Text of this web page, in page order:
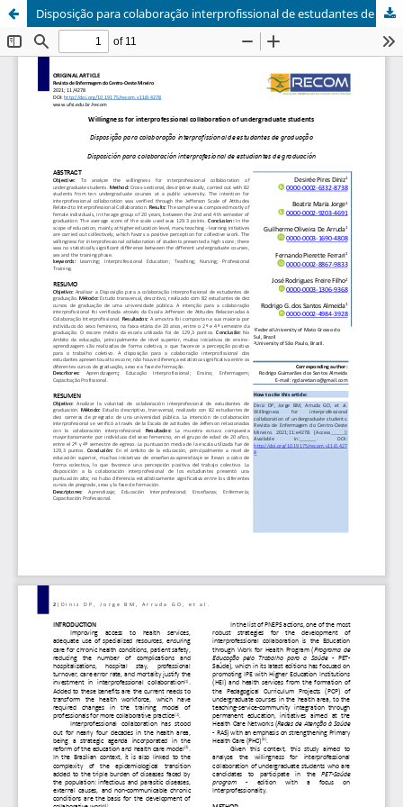
Disposição para colaboração interprofissional de estudantes de graduação